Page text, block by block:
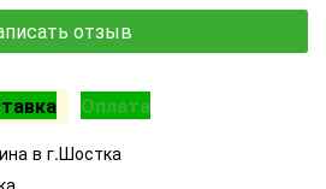
отзыв
Оплата
в г.Шостка